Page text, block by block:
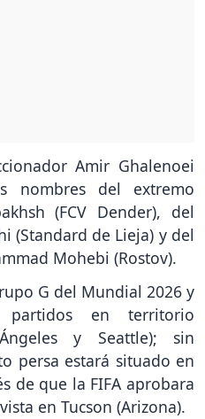
Amir Ghalenoei
nombres del extremo
(FCV Dender), del
(Standard de Lieja) y del
Mohebi (Rostov).
G del Mundial 2026 y
en territorio
y Seattle); sin
persa estará situado en
de que la FIFA aprobara
en Tucson (Arizona).